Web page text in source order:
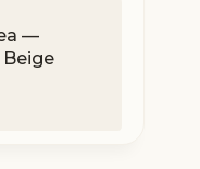
—
Beige